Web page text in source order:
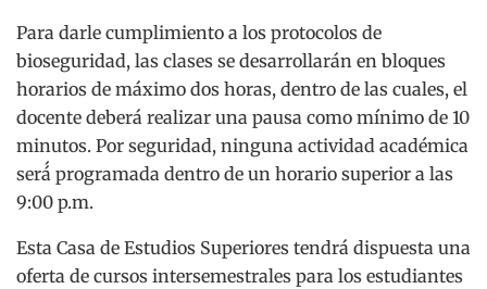
Para darle cumplimiento a los protocolos de
bioseguridad, las clases se desarrollarán en bloques
horarios de máximo dos horas, dentro de las cuales, el
docente deberá realizar una pausa como mínimo de 10
minutos. Por seguridad, ninguna actividad académica
será́ programada dentro de un horario superior a las
9:00 p.m.
Esta Casa de Estudios Superiores tendrá dispuesta una
oferta de cursos intersemestrales para los estudiantes